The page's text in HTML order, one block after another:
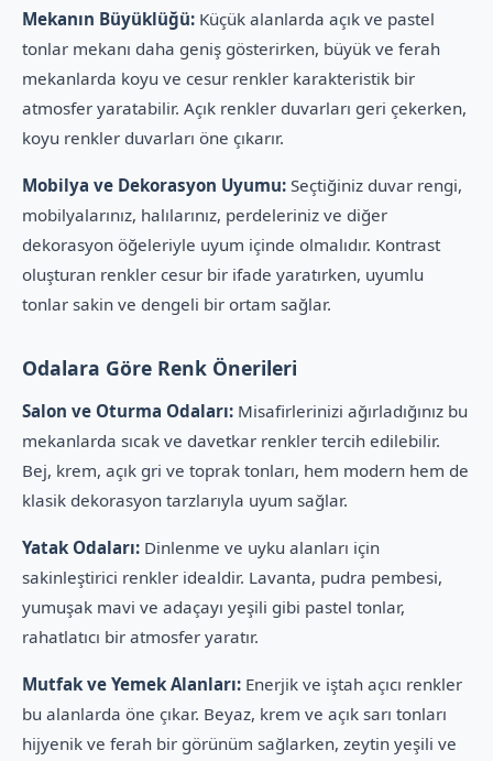
Mekanın Büyüklüğü: Küçük alanlarda açık ve pastel
tonlar mekanı daha geniş gösterirken, büyük ve ferah
mekanlarda koyu ve cesur renkler karakteristik bir
atmosfer yaratabilir. Açık renkler duvarları geri çekerken,
koyu renkler duvarları öne çıkarır.
Mobilya ve Dekorasyon Uyumu: Seçtiğiniz duvar rengi,
mobilyalarınız, halılarınız, perdeleriniz ve diğer
dekorasyon öğeleriyle uyum içinde olmalıdır. Kontrast
oluşturan renkler cesur bir ifade yaratırken, uyumlu
tonlar sakin ve dengeli bir ortam sağlar.
Odalara Göre Renk Önerileri
Salon ve Oturma Odaları: Misafirlerinizi ağırladığınız bu
mekanlarda sıcak ve davetkar renkler tercih edilebilir.
Bej, krem, açık gri ve toprak tonları, hem modern hem de
klasik dekorasyon tarzlarıyla uyum sağlar.
Yatak Odaları: Dinlenme ve uyku alanları için
sakinleştirici renkler idealdir. Lavanta, pudra pembesi,
yumuşak mavi ve adaçayı yeşili gibi pastel tonlar,
rahatlatıcı bir atmosfer yaratır.
Mutfak ve Yemek Alanları: Enerjik ve iştah açıcı renkler
bu alanlarda öne çıkar. Beyaz, krem ve açık sarı tonları
hijyenik ve ferah bir görünüm sağlarken, zeytin yeşili ve